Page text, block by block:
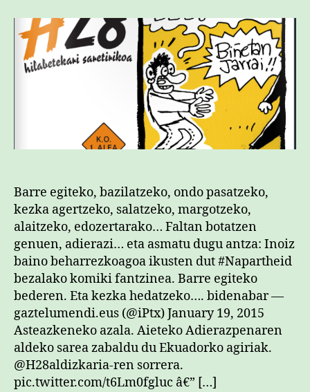
Barre egiteko, bazilatzeko, ondo pasatzeko,
kezka agertzeko, salatzeko, margotzeko,
alaitzeko, edozertarako… Faltan botatzen
genuen, adierazi… eta asmatu dugu antza: Inoiz
baino beharrezkoagoa ikusten dut #Napartheid
bezalako komiki fantzinea. Barre egiteko
bederen. Eta kezka hedatzeko…. bidenabar —
gaztelumendi.eus (@iPtx) January 19, 2015
Asteazkeneko azala. Aieteko Adierazpenaren
aldeko sarea zabaldu du Ekuadorko agiriak.
@H28aldizkaria-ren sorrera.
pic.twitter.com/t6Lm0fgluc â€” […]